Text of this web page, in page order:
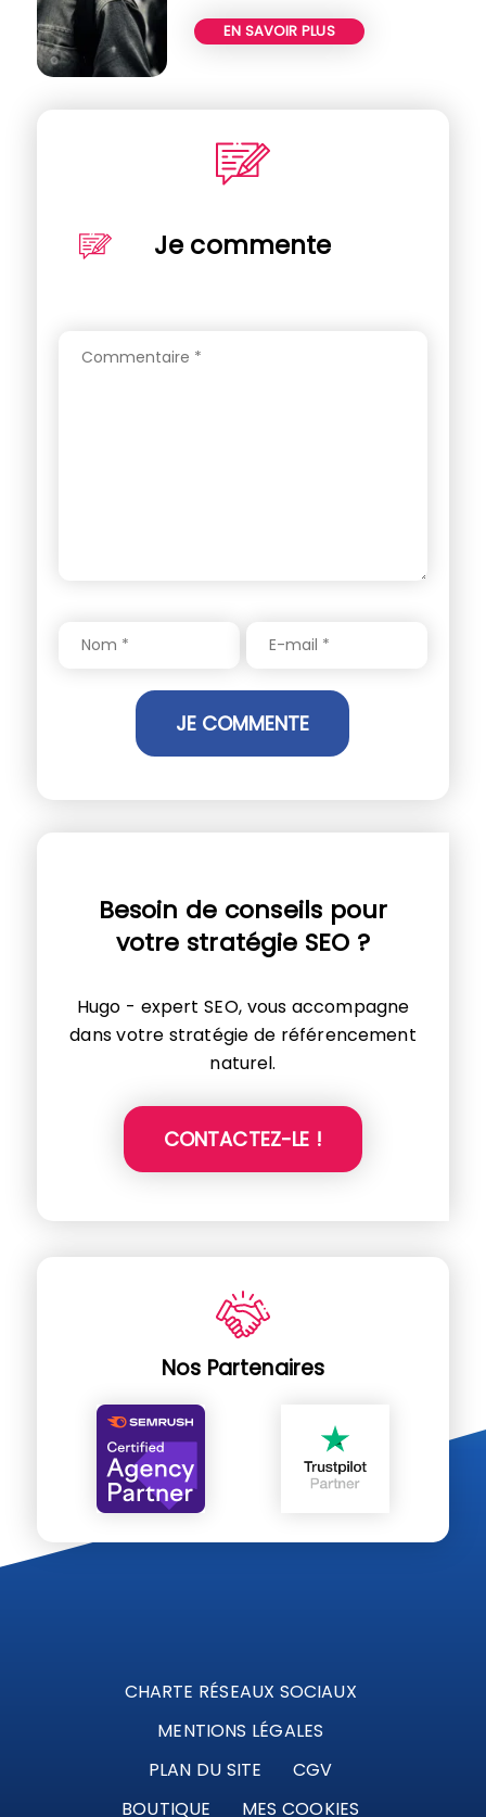
EN SAVOIR PLUS
Je commente
Besoin de conseils pour
votre stratégie SEO ?
Hugo - expert SEO, vous accompagne
dans votre stratégie de référencement
naturel.
CONTACTEZ-LE !
Nos Partenaires
CHARTE RÉSEAUX SOCIAUX
MENTIONS LÉGALES
PLAN DU SITE
CGV
BOUTIQUE
MES COOKIES